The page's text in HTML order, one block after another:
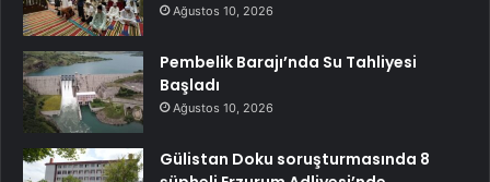
Ağustos 10, 2026
Pembelik Barajı’nda Su Tahliyesi
Başladı
Ağustos 10, 2026
Gülistan Doku soruşturmasında 8